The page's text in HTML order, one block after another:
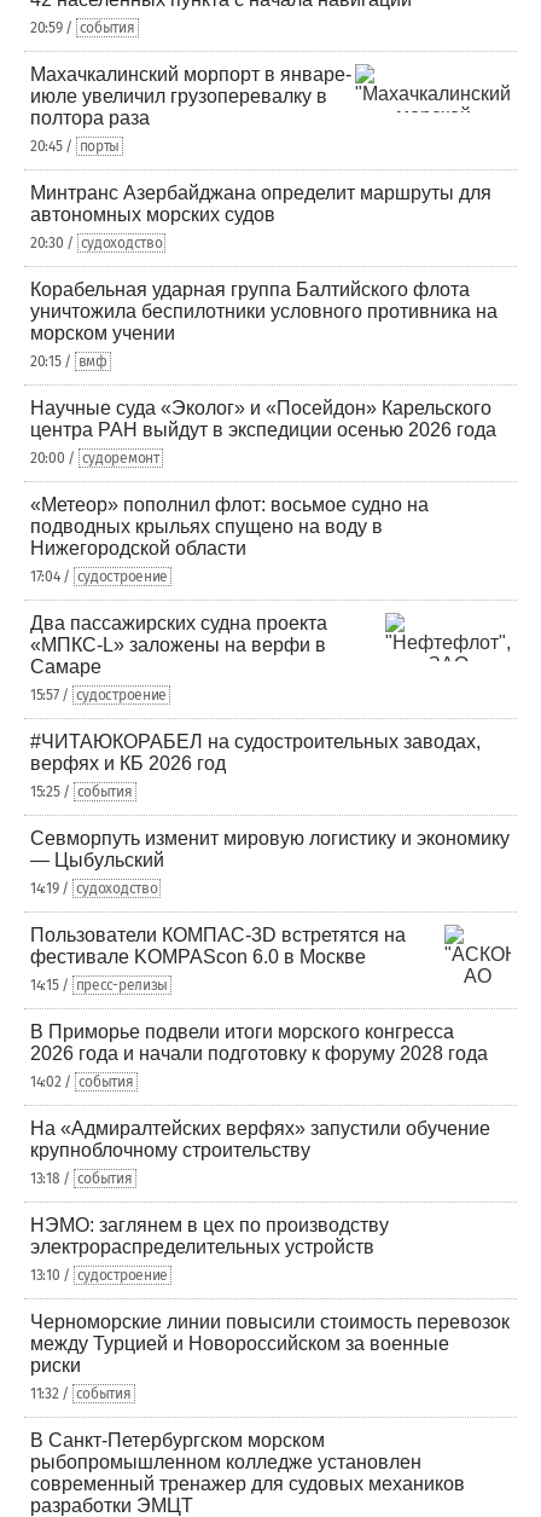
20:59 / события
Махачкалинский морпорт в январе-
июле увеличил грузоперевалку в
полтора раза
20:45 / порты
Минтранс Азербайджана определит маршруты для
автономных морских судов
20:30 / судоходство
Корабельная ударная группа Балтийского флота
уничтожила беспилотники условного противника на
морском учении
20:15 / вмф
Научные суда «Эколог» и «Посейдон» Карельского
центра РАН выйдут в экспедиции осенью 2026 года
20:00 / судоремонт
«Метеор» пополнил флот: восьмое судно на
подводных крыльях спущено на воду в
Нижегородской области
17:04 / судостроение
Два пассажирских судна проекта
«МПКС-L» заложены на верфи в
Самаре
15:57 / судостроение
#ЧИТАЮКОРАБЕЛ на судостроительных заводах,
верфях и КБ 2026 год
15:25 / события
Севморпуть изменит мировую логистику и экономику
— Цыбульский
14:19 / судоходство
Пользователи КОМПАС-3D встретятся на
фестивале KOMPAScon 6.0 в Москве
14:15 / пресс-релизы
В Приморье подвели итоги морского конгресса
2026 года и начали подготовку к форуму 2028 года
14:02 / события
На «Адмиралтейских верфях» запустили обучение
крупноблочному строительству
13:18 / события
НЭМО: заглянем в цех по производству
электрораспределительных устройств
13:10 / судостроение
Черноморские линии повысили стоимость перевозок
между Турцией и Новороссийском за военные
риски
11:32 / события
В Санкт-Петербургском морском
рыбопромышленном колледже установлен
современный тренажер для судовых механиков
разработки ЭМЦТ